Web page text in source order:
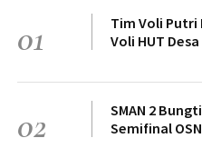
01
Tim Voli Putri
Voli HUT
02
SMAN 2
Semifinal